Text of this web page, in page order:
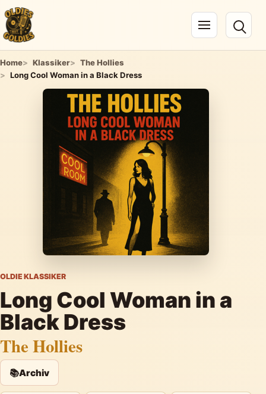
Navigation öffnen
Home Klassiker
The Hollies
Long Cool Woman in a Black Dress
OLDIE KLASSIKER
Long Cool Woman in a
Black Dress
The Hollies
📚Archiv